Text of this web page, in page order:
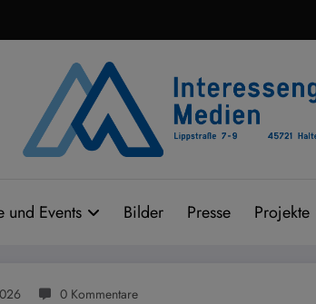
und Events Bilder Presse Projekte
0 Kommentare